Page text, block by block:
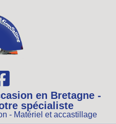
en Bretagne -
spécialiste
- Matériel et accastillage